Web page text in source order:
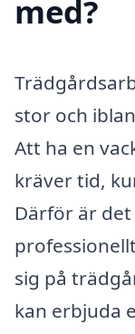
med?
stor och
Att ha en
kräver tid,
Därför är
sig på
kan erbjuda